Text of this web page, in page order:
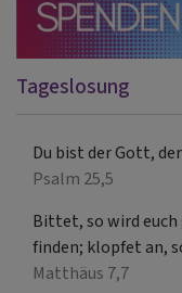
Tageslosung
Du bist der Gott,
Psalm 25,5
Bittet, so wird euch
finden; klopfet an,
Matthäus 7,7